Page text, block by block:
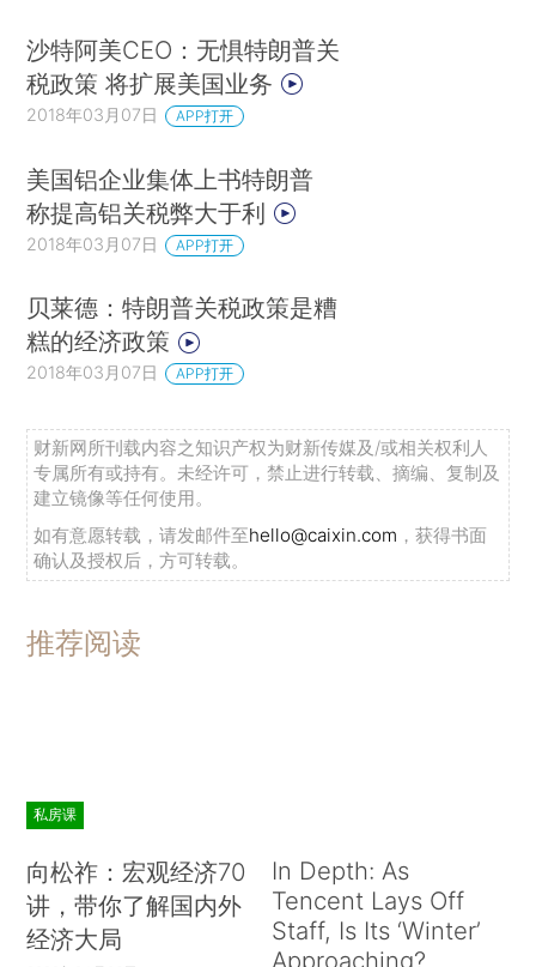
沙特阿美CEO：无惧特朗普关
税政策 将扩展美国业务
2018年03月07日 APP打开
美国铝企业集体上书特朗普
称提高铝关税弊大于利
2018年03月07日 APP打开
贝莱德：特朗普关税政策是糟
糕的经济政策
2018年03月07日 APP打开
财新网所刊载内容之知识产权为财新传媒及/或相关权利人
专属所有或持有。未经许可，禁止进行转载、摘编、复制及
建立镜像等任何使用。
如有意愿转载，请发邮件至hello@caixin.com ，获得书面
确认及授权后，方可转载。
推荐阅读
私房课
向松祚：宏观经济70
讲，带你了解国内外
经济大局
In Depth: As
Tencent Lays Off
Staff, Is Its ‘Winter’
Approaching?